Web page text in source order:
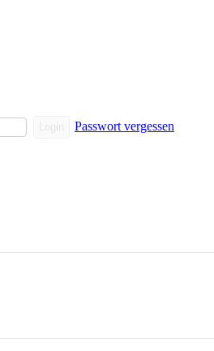
Passwort vergessen